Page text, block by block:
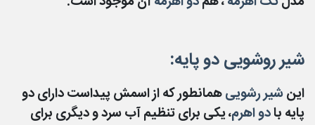
شیر روشویی دو پایه:
اینشیر رشوییهمانطور که از اسمش پیداست دارای دو
پایه بادو اهرم، یکی برای تنظیم آب سرد و دیگری برای